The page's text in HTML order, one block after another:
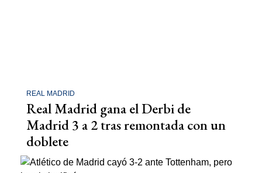
REAL MADRID
Real Madrid gana el Derbi de
Madrid 3 a 2 tras remontada con un
doblete